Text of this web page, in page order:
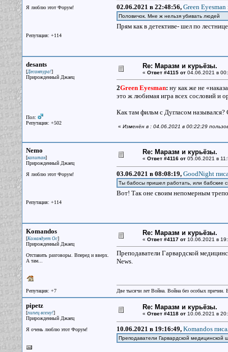
Я люблю этот Форум!
Репутация: +114
02.06.2021 в 22:48:56, Green Eyesman
Половичок. Мне ж нельзя убивать людей
Прям как в детективе- шел по
desants
[Десантура!]
Прирожденный Джаец
Пол:
Репутация: +502
Re: Маразм и курьёзы.
« Ответ #4115 от04.06.2021 в
2Green Eyesman: ну как же не
это ж любимая игра всех сословий и
Как там фильм с Дугласом
« Изменён в : 04.06.2021 в 00:22:29
Nemo
[капитан]
Прирожденный Джаец
Я люблю этот Форум!
Репутация: +114
Re: Маразм и курьёзы.
« Ответ #4116 от05.06.2021 в
03.06.2021 в 08:08:19, GoodNight
Ты бабосы пришел работать, или бабские
Вот! Так оне своим непомерным
Komandos
[Командует Ос]
Прирожденный Джаец
Отставить разговоры. Вперед и вверх.
А там...
Репутация: +7
Re: Маразм и курьёзы.
« Ответ #4117 от10.06.2021 в
Преподаватели Гарвардской
News.
Две тысячи лет Война. Война без особых
pipetz
[пипец всему!]
Прирожденный Джаец
Я очень люблю этот Форум!
Re: Маразм и курьёзы.
« Ответ #4118 от10.06.2021 в
10.06.2021 в 19:16:49, Komandos
Преподаватели Гарвардской медицинской